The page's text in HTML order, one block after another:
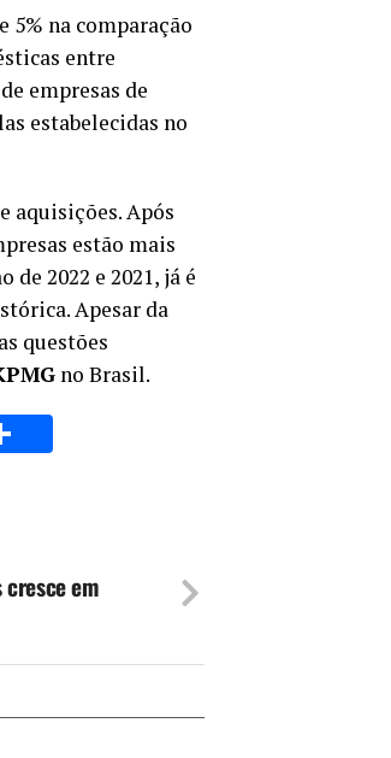
5% na comparação
entre
empresas de
estabelecidas no
aquisições. Após
estão mais
de 2022 e 2021, já é
Apesar da
questões
no Brasil.
em